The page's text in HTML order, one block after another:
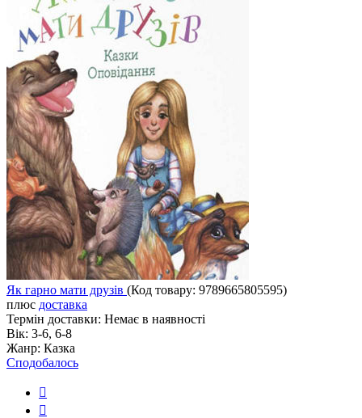
Як гарно мати друзів (Код товару: 9789665805595)
плюс доставка
Термін доставки: Немає в наявності
Вік: 3-6, 6-8
Жанр: Казка
Сподобалось